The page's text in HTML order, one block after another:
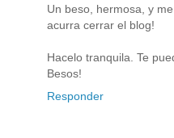
Un beso, hermosa, y
acurra cerrar el blog!
Hacelo tranquila. Te
Besos!
Responder